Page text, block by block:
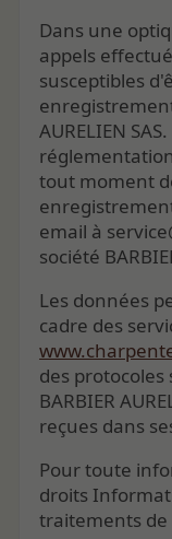
Dans une
appels
susceptibles
AURELIEN
tout moment
email à
société
Les données
cadre des
des
BARBIER
reçues dans
Pour toute
droits
traitements de